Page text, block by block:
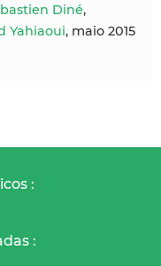
Diné,
Yahiaoui, maio 2015
:
: